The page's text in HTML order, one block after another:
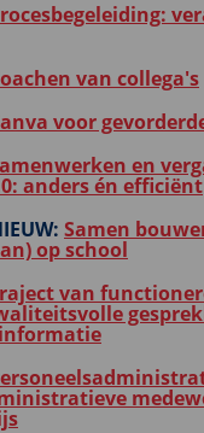
van collega's
voor
en
anders én efficiënt
Samen
op school
van